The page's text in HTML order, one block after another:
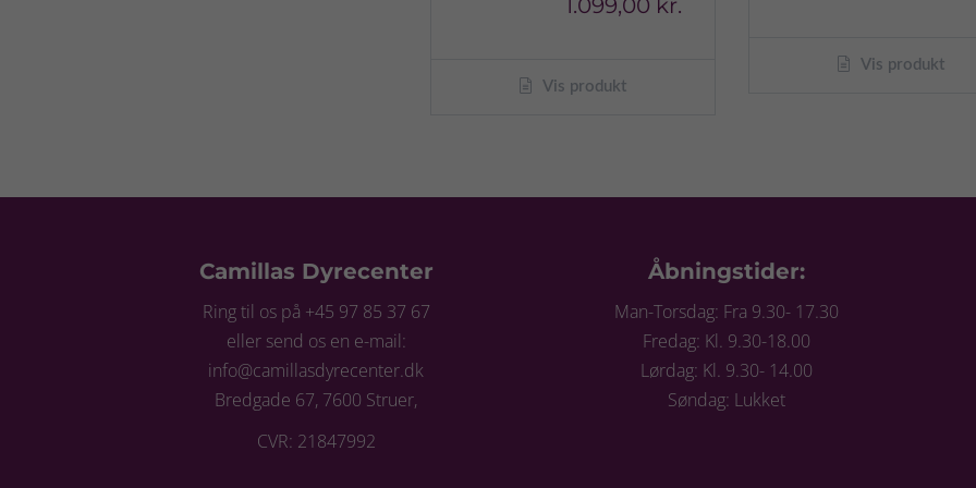
1.099,00 kr.
Vis produkt
Vis produkt
Camillas Dyrecenter
Ring til os på +45 97 85 37 67
eller send os en e-mail:
info@camillasdyrecenter.dk
Bredgade 67, 7600 Struer,
CVR: 21847992
Åbningstider:
Man-Torsdag: Fra 9.30- 17.30
Fredag: Kl. 9.30-18.00
Lørdag: Kl. 9.30- 14.00
Søndag: Lukket